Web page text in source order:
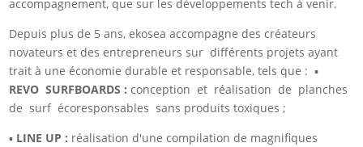
accompagnement, que sur les développements tech à venir.
Depuis plus de 5 ans, ekosea accompagne des créateurs
novateurs et des entrepreneurs sur différents projets ayant
trait à une économie durable et responsable, tels que : ▪
REVO SURFBOARDS :conception et réalisation de planches
de surf écoresponsables sans produits toxiques ;
▪ LINE UP : réalisation d'une compilation de magnifiques